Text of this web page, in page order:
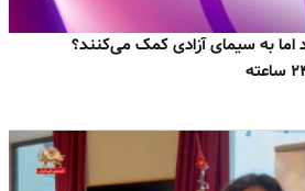
اما به سیمای آزادی کمک می‌کنند؟